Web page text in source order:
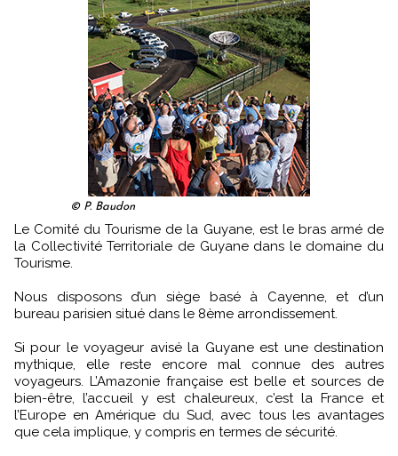
© P. Baudon
Le Comité du Tourisme de la Guyane, est le bras armé de
la Collectivité Territoriale de Guyane dans le domaine du
Tourisme.
Nous disposons d’un siège basé à Cayenne, et d’un
bureau parisien situé dans le 8ème arrondissement.
Si pour le voyageur avisé la Guyane est une destination
mythique, elle reste encore mal connue des autres
voyageurs. L’Amazonie française est belle et sources de
bien-être, l’accueil y est chaleureux, c’est la France et
l’Europe en Amérique du Sud, avec tous les avantages
que cela implique, y compris en termes de sécurité.